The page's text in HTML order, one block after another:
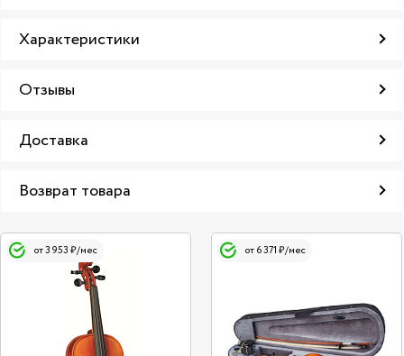
Характеристики
Отзывы
Доставка
Возврат товара
от 3 953 ₽/мес от 6 371 ₽/мес